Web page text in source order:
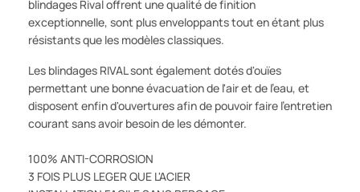
blindages Rival offrent une qualité de finition
exceptionnelle, sont plus enveloppants tout en étant plus
résistants que les modèles classiques.
Les blindages RIVAL sont également dotés d'ouïes
permettant une bonne évacuation de l'air et de l'eau, et
disposent enfin d'ouvertures afin de pouvoir faire l'entretien
courant sans avoir besoin de les démonter.
100% ANTI-CORROSION
3 FOIS PLUS LEGER QUE L'ACIER